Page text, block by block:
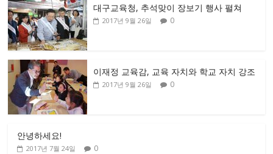
대구교육청, 추석맞이 장보기 행사 펼쳐
2017년 9월 26일 0
이재정 교육감, 교육 자치와 학교 자치 강조
2017년 9월 26일 0
안녕하세요!
2017년 7월 24일 0